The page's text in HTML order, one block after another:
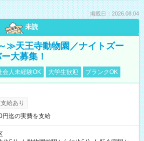
掲載日：2026.08.04
未読
≫天王寺動物園／ナイトズー
大募集！
会人未経験OK 大学生歓迎 ブランクOK
給あり
円迄の実費を支給